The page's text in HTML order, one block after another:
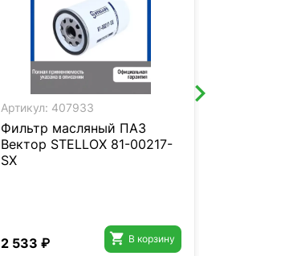
Артикул: 407933
Фильтр масляный ПАЗ
Вектор STELLOX 81-00217-
SX
2 533 ₽  В корзину